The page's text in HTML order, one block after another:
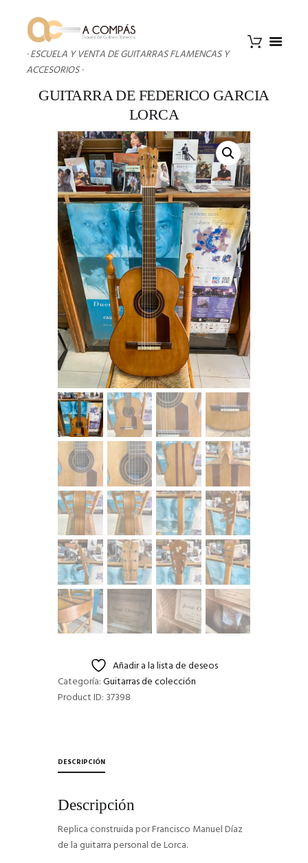
· ESCUELA Y VENTA DE GUITARRAS FLAMENCAS Y
ACCESORIOS ·
GUITARRA DE FEDERICO GARCIA
LORCA
Añadir a la lista de deseos
Categoría:Guitarras de colección
Product ID: 37398
DESCRIPCIÓN
Descripción
Replica construida por Francisco Manuel Díaz
de la guitarra personal de Lorca.